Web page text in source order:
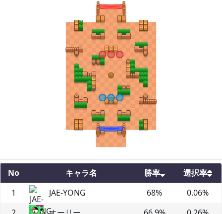
No キャラ名 勝率
選択率
1
JAE-YONG 68% 0.06%